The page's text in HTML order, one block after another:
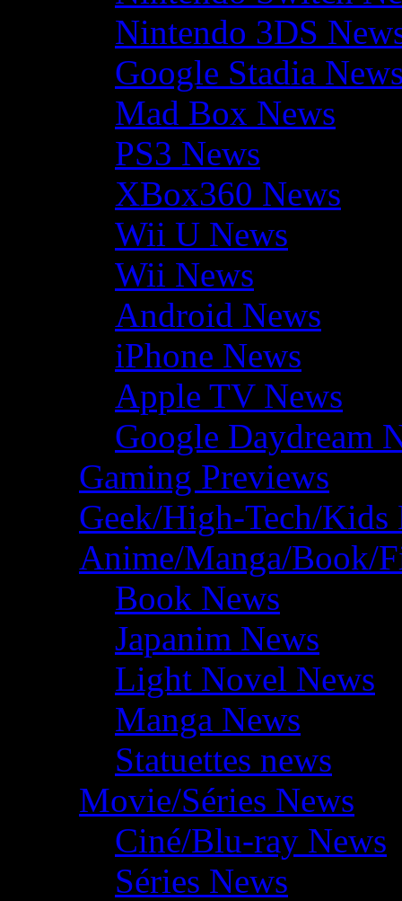
Nintendo 3DS
Google Stadia
Mad Box News
PS3 News
XBox360 News
Wii U News
Wii News
Android News
iPhone News
Apple TV News
Google Daydream
Gaming Previews
Geek/High-Tech/Kids
Anime/Manga/Book/
Book News
Japanim News
Light Novel News
Manga News
Statuettes news
Movie/Séries News
Ciné/Blu-ray News
Séries News